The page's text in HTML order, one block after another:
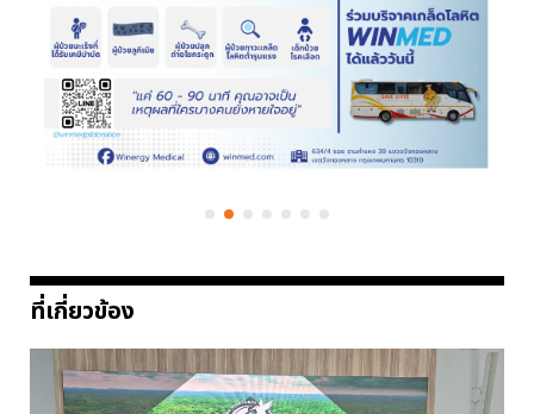
ที่เกี่ยวข้อง